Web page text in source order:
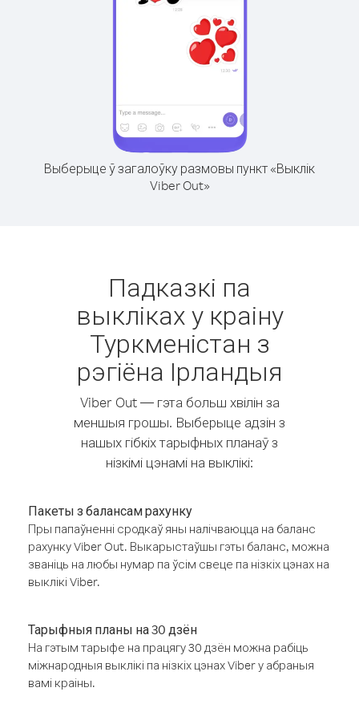
Выберыце ў загалоўку размовы пункт «Выклік
Viber Out»
Падказкі па
выкліках у краіну
Туркменістан з
рэгіёна Ірландыя
Viber Out — гэта больш хвілін за
меншыя грошы. Выберыце адзін з
нашых гібкіх тарыфных планаў з
нізкімі цэнамі на выклікі:
Пакеты з балансам рахунку
Пры папаўненні сродкаў яны налічваюцца на баланс
рахунку Viber Out. Выкарыстаўшы гэты баланс, можна
званіць на любы нумар па ўсім свеце па нізкіх цэнах на
выклікі Viber.
Тарыфныя планы на 30 дзён
На гэтым тарыфе на працягу 30 дзён можна рабіць
міжнародныя выклікі па нізкіх цэнах Viber у абраныя
вамі краіны.